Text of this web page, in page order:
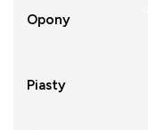
Opony
Piasty